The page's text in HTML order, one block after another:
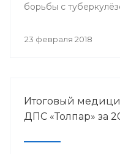
борьбы с
санатория, а так же
23 февраля 2018
Итоговый
ДПС «Толпар» за